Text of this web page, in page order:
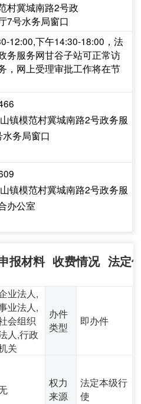
村冀城南路2号政
7号水务局窗口
12:00,下午14:30-18:00，法
务服务网甘谷子站可正常访
，网上受理审批工作将在节
镇模范村冀城南路2号政务服
务局窗口
镇模范村冀城南路2号政务服
办公室
报材料 收费情况 法定
业法人,
业法人,
会组织
人,行政
关
办件
类型
即办件
权力
来源
法定本级行
使